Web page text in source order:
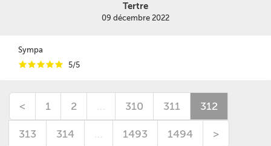
Tertre
09 décembre 2022
Sympa
iiiii 5/5
< 1 2 … 310 311 312
313 314 … 1493 1494 >